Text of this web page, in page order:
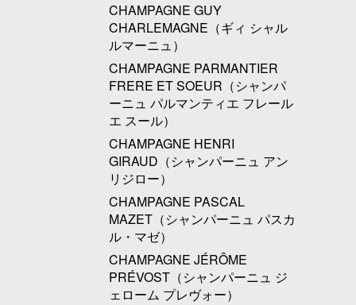
CHAMPAGNE GUY
CHARLEMAGNE（ギィ シャル
ルマーニュ）
CHAMPAGNE PARMANTIER
FRERE ET SOEUR（シャンパ
ーニュ パルマンティエ フレール
エ スール）
CHAMPAGNE HENRI
GIRAUD（シャンパーニュ アン
リジロー）
CHAMPAGNE PASCAL
MAZET（シャンパーニュ パスカ
ル・マゼ）
CHAMPAGNE JÉRÔME
PRÉVOST（シャンパーニュ ジ
ェローム プレヴォー）